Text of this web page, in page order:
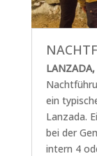
ein
Lanzada.
bei der
intern 4